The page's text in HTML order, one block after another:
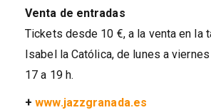
Venta de entradas
Tickets desde 10 €, a la venta en la
Isabel la Católica, de lunes a
17 a 19 h.
+www.jazzgranada.es